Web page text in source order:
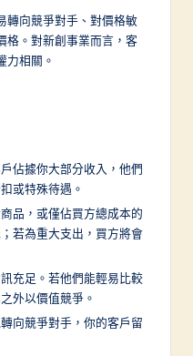
轉向競爭對手、對價格敏
格。對新創事業而言，客
力相關。
佔據你大部分收入，他們
或特殊待遇。
品，或僅佔買方總成本的
若為重大支出，買方將會
充足。若他們能輕易比較
外以價值競爭。
向競爭對手，你的客戶留